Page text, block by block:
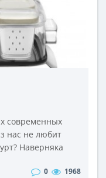
современных
нас не любит
Наверняка
продукт
0 1968